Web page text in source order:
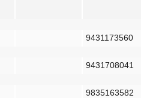
9431173560
9431708041
9835163582